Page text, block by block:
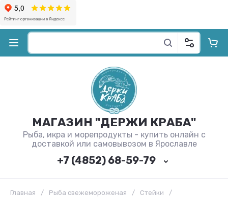
МАГАЗИН "ДЕРЖИ КРАБА"
Рыба, икра и морепродукты - купить онлайн с
доставкой или самовывозом в Ярославле
+7 (4852) 68-59-79
Главная / Рыба свежемороженая / Стейки
/